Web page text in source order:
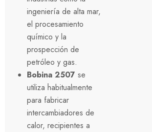
ingeniería de alta mar,
el procesamiento
químico y la
prospección de
petróleo y gas.
Bobina 2507 se
utiliza habitualmente
para fabricar
intercambiadores de
calor, recipientes a